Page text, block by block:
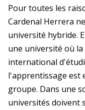
Pour toutes les
Cardenal Herrera
université hybride.
une université où
international
l'apprentissage est
groupe. Dans une
universités doivent